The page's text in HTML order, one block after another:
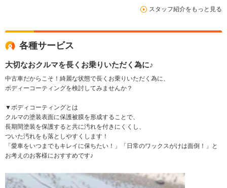
スタッフ紹介をもっと見る
各種サービス
大切なおクルマを長くお乗りいただく為に♪
中古車だからこそ！綺麗な状態で長くお乗りいただく為に、
ボディーコーティングを検討してみませんか？
▼ボディコーティングとは
クルマの塗装表面に保護被膜を形成することで、
長期間塗装を保護すると共に汚れを付きにくくし、
ついた汚れをも落としやすくします！
「愛車をいつまでもキレイに保ちたい！」「日常のワックスがけは面倒！」と
お考えのお客様におすすめです♪